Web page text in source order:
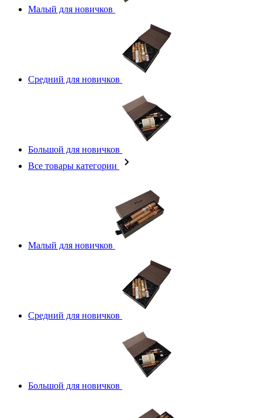
Малый для новичков
Средний для новичков
Большой для новичков
Все товары категории
Малый для новичков
Средний для новичков
Большой для новичков